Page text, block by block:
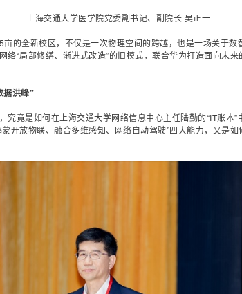
上海交通大学医学院党委副书记、副院长 吴正一
的全新校区，不仅是一次物理空间的跨越，也是一场关于数
络“局部修缮、渐进式改造”的旧模式，联合华为打造面向未来
据洪峰”
究竟是如何在上海交通大学网络信息中心主任陆勤的“IT账本
蒙开放物联、 融合多维感知、网络自动驾驶”四大能力，又是